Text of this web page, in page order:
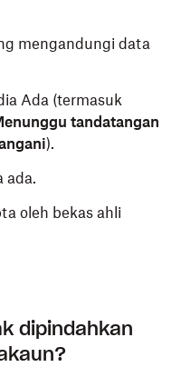
mengandungi data
Ada (termasuk
tandatangan
).
ada.
oleh bekas ahli
dipindahkan